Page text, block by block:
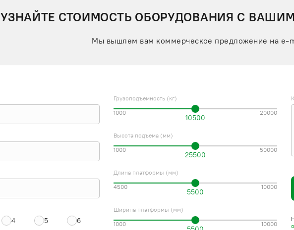
УЗНАЙТЕ СТОИМОСТЬ ОБОРУДОВАНИЯ С
Мы вышлем вам коммерческое предложение на e-
4 5 6
Грузоподъемность (кг)
10500
1000 20000
Высота подъема (мм)
25500
1000 50000
Длина платформы (мм)
5500
4500 10000
Ширина платформы (мм)
1000 10000